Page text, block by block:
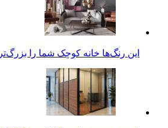
این رنگ‌ها خانه کوچک شما را